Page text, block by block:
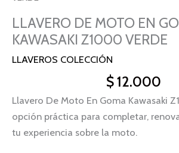
LLAVERO DE MOTO EN
KAWASAKI Z1000 VERDE
LLAVEROS COLECCIÓN
$12.000
Llavero De Moto En Goma Kawasaki
opción práctica para completar,
tu experiencia sobre la moto.